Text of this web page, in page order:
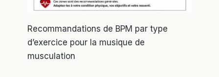
Recommandations de BPM par type
d’exercice pour la musique de
musculation